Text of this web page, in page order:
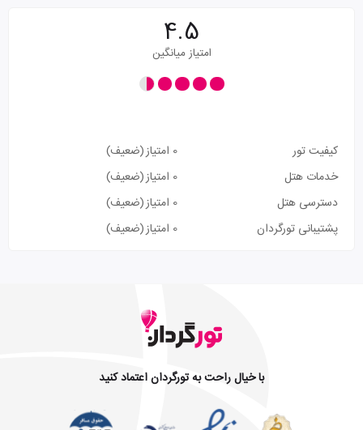
4.5
امتیاز میانگین
کیفیت تور 0 امتیاز
(ضعیف)
خدمات هتل
0 امتیاز
(ضعیف)
دسترسی هتل
0 امتیاز
(ضعیف)
پشتیبانی تورگردان
0 امتیاز (ضعیف)
با خیال راحت به تورگردان اعتماد کنید